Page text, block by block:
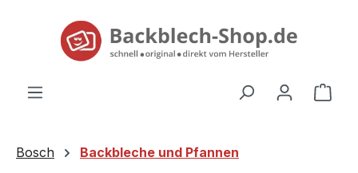
springen
Bosch Backbleche und Pfannen